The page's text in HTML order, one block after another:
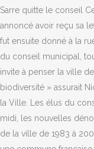
Sarre quitte le conseil
annoncé avoir reçu sa
fut ensuite donné à la
du conseil municipal,
invite à penser la ville
biodiversité » assurait
la Ville. Les élus du
midi, les nouvelles
de la ville de 1983 à